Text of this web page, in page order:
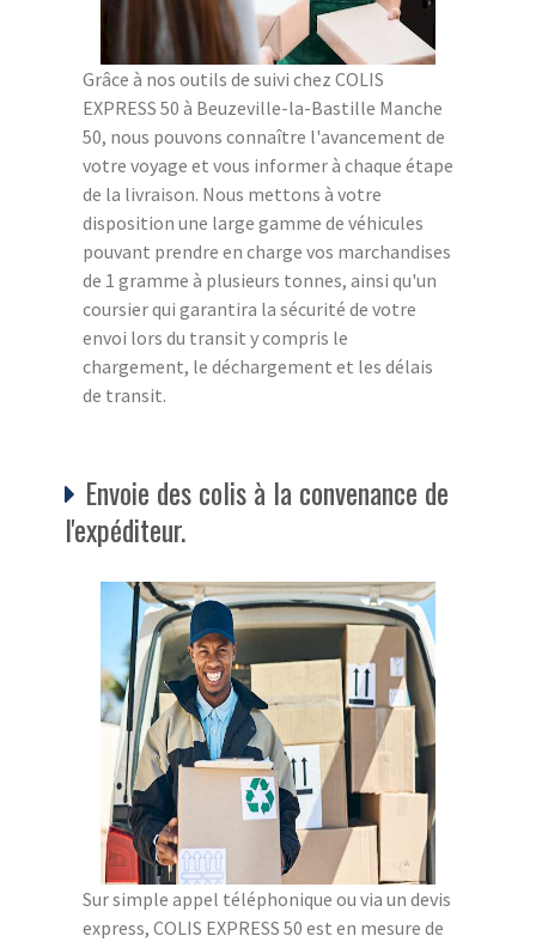
Grâce à nos outils de suivi chez COLIS
EXPRESS 50 à Beuzeville-la-Bastille Manche
50, nous pouvons connaître l'avancement de
votre voyage et vous informer à chaque étape
de la livraison. Nous mettons à votre
disposition une large gamme de véhicules
pouvant prendre en charge vos marchandises
de 1 gramme à plusieurs tonnes, ainsi qu'un
coursier qui garantira la sécurité de votre
envoi lors du transit y compris le
chargement, le déchargement et les délais
de transit.
Envoie des colis à la convenance de
l'expéditeur.
Sur simple appel téléphonique ou via un devis
express, COLIS EXPRESS 50 est en mesure de